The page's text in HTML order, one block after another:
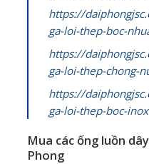
https://
ga-loi-thep-boc-
https://
ga-loi-thep-chong-
https://
ga-loi-thep-boc-
Mua các ống luồn
Phong